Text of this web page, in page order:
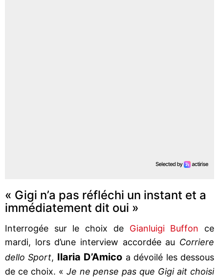
« Gigi n’a pas réfléchi un instant et a
immédiatement dit oui »
Interrogée sur le choix de Gianluigi Buffon ce
mardi, lors d’une interview accordée au Corriere
dello Sport, Ilaria D’Amico a dévoilé les dessous
de ce choix. « Je ne pense pas que Gigi ait choisi